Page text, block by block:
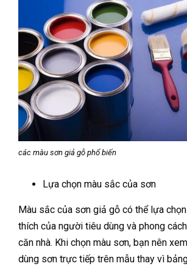
các màu sơn giả gỗ phổ biến
Lựa chọn màu sắc của sơn
Màu sắc của sơn giả gỗ có thể lựa
thích của người tiêu dùng và phong
căn nhà. Khi chọn màu sơn, bạn nên
dùng sơn trực tiếp trên mẫu thay vì